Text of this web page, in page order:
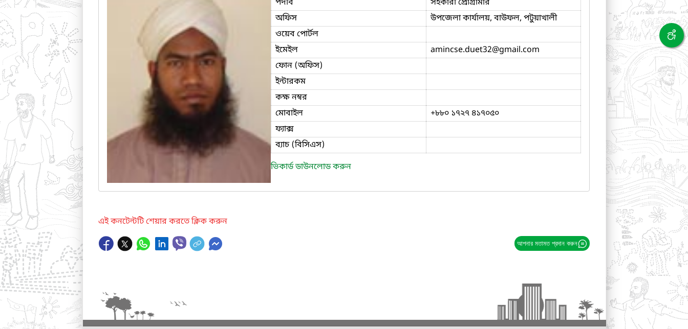
পদবি
সহকারী প্রোগ্রামার
অফিস
উপজেলা কার্যালয়, বাউফল, পটুয়াখালী
ওয়েব পোর্টল
ইমেইল
amincse.duet32@gmail.com
ফোন (অফিস)
ইন্টারকম
কক্ষ নম্বর
মোবাইল
+৮৮০ ১৭২৭ ৪১৭০৫০
ফ্যাক্স
ব্যাচ (বিসিএস)
ভিকার্ড ডাউনলোড করুন
এই কনটেন্টটি শেয়ার করতে ক্লিক করুন
আপনার মতামত প্রদান করুন